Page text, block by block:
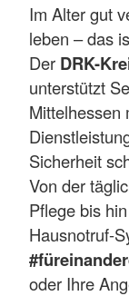
Im Alter gut
leben – das
Der DRK-
unterstützt
Mittelhessen
Sicherheit
Von der
Pflege bis
Hausnotruf-
oder Ihre